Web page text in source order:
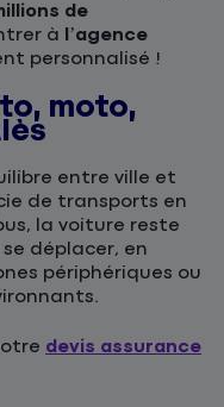
de
à l’agence
personnalisé !
moto,
entre ville et
de transports en
la voiture reste
déplacer, en
périphériques ou
devis assurance